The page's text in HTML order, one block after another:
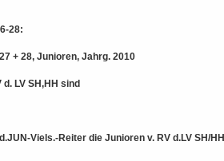
28:
+ 28, Junioren, Jahrg. 2010
LV SH,HH sind
Viels.-Reiter die Junioren v. RV d.LV SH/HH